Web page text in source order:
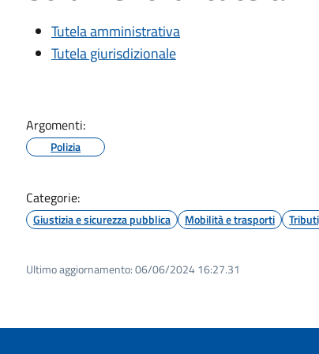
Tutela amministrativa
Tutela giurisdizionale
Argomenti:
Polizia
Categorie:
Giustizia e sicurezza pubblica Mobilità e trasporti
Ultimo aggiornamento:06/06/2024 16:27.31